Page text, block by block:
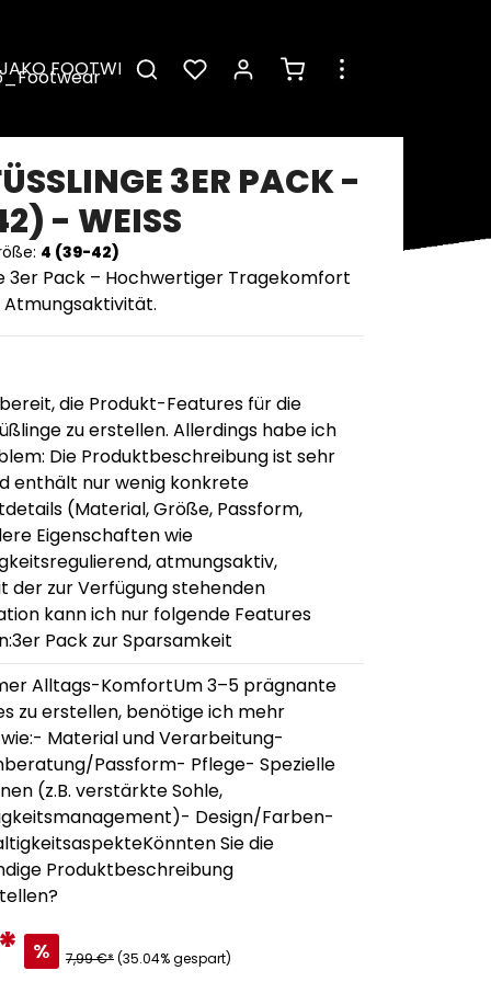
FOOTWEAR Warenkorb enthält 0
3ER PACK - 4
- WEISS
4 (39-42)
3er Pack – Hochwertiger Tragekomfort
die Produkt-Features für die
zu erstellen. Allerdings habe ich
Die Produktbeschreibung ist sehr
enthält nur wenig konkrete
(Material, Größe, Passform,
Eigenschaften wie
atmungsaktiv,
der zur Verfügung stehenden
kann ich nur folgende Features
Pack zur Sparsamkeit
Alltags-KomfortUm 3–5 prägnante
zu erstellen, benötige ich mehr
Material und Verarbeitung-
Passform- Pflege- Spezielle
(z.B. verstärkte Sohle,
Design/Farben-
Sie die
Produktbeschreibung
* % 7,99 €*(35.04% gespart)